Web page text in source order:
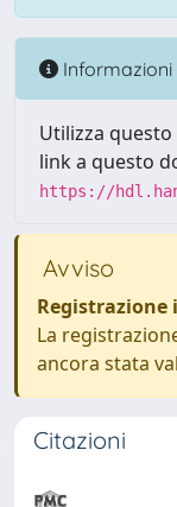
Informazioni
Utilizza
link a questo
https://
Avviso
Registrazione
La
ancora stata
Citazioni